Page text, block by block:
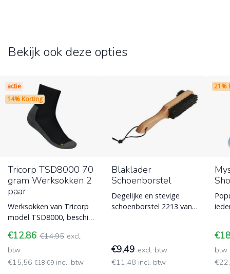
Bekijk ook deze opties
actie
14% Korting
Tricorp TSD8000 70
gram Werksokken 2
paar
Werksokken van Tricorp
model TSD8000, beschikt
en permanente anti-
bacteriël
€12,86 €14,95 excl.
btw
€15,56 €18,09 incl. btw
Blaklader
Schoenborstel
Degelijke en stevige
schoenborstel 2213 van
€9,49 excl. btw
€11,48 incl. btw
21%
btw